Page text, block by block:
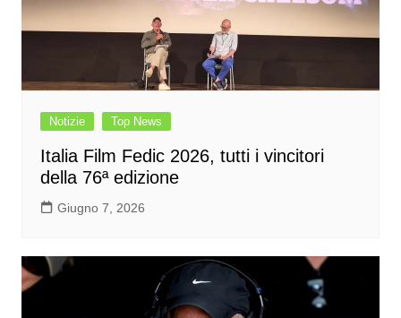
Notizie Top News
Italia Film Fedic 2026, tutti i vincitori
della 76ª edizione
Giugno 7, 2026